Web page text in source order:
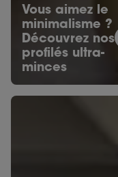
Vous aimez le
minimalisme ?
Découvrez nos
profilés ultra-
minces